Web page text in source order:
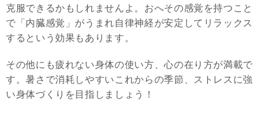
克服できるかもしれませんよ。おへその感覚を持つこと
で「内臓感覚」がうまれ自律神経が安定してリラックス
するという効果もあります。
その他にも疲れない身体の使い方、心の在り方が満載で
す。暑さで消耗しやすいこれからの季節、ストレスに強
い身体づくりを目指しましょう！